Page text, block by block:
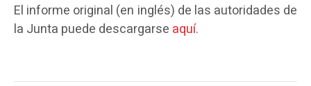
El informe original (en inglés) de las autoridades de
la Junta puede descargarse aquí.